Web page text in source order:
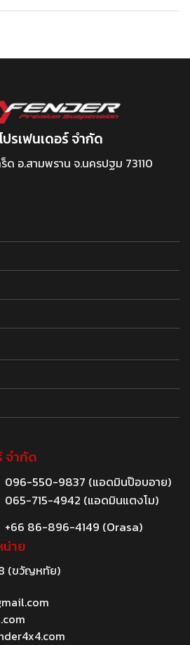
รเฟนเดอร์ จำกัด
อ.สามพราน จ.นครปฐม 73110
จำกัด
096-550-9837 (แอดมินป๊อบอาย)
065-715-4942 (แอดมินแตงโม)
+66 86-896-4149 (Orasa)
น่าย
(ขวัญหทัย)